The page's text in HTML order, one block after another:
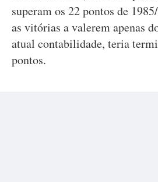
superam os 22 pontos de
as vitórias a valerem apenas
atual contabilidade, teria
pontos.